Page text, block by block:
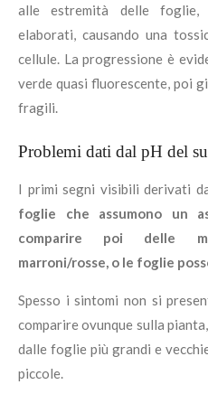
alle estremità delle foglie,
elaborati, causando una
cellule. La progressione è
verde quasi fluorescente, poi
fragili.
Problemi dati dal pH del
I primi segni visibili derivati
foglie che assumono un
comparire poi delle
marroni/rosse, o le foglie
Spesso i sintomi non si
comparire ovunque sulla
dalle foglie più grandi e
piccole.